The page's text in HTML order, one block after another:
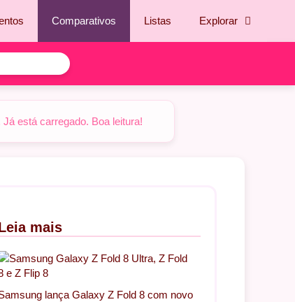
Comparativos Listas Explorar
está carregado. Boa leitura!
mais
lança Galaxy Z Fold 8 com novo